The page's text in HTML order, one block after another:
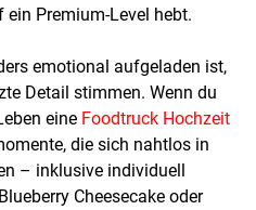
Premium-Level hebt.
emotional aufgeladen ist,
Detail stimmen. Wenn du
eine Foodtruck Hochzeit
die sich nahtlos in
– inklusive individuell
Cheesecake oder